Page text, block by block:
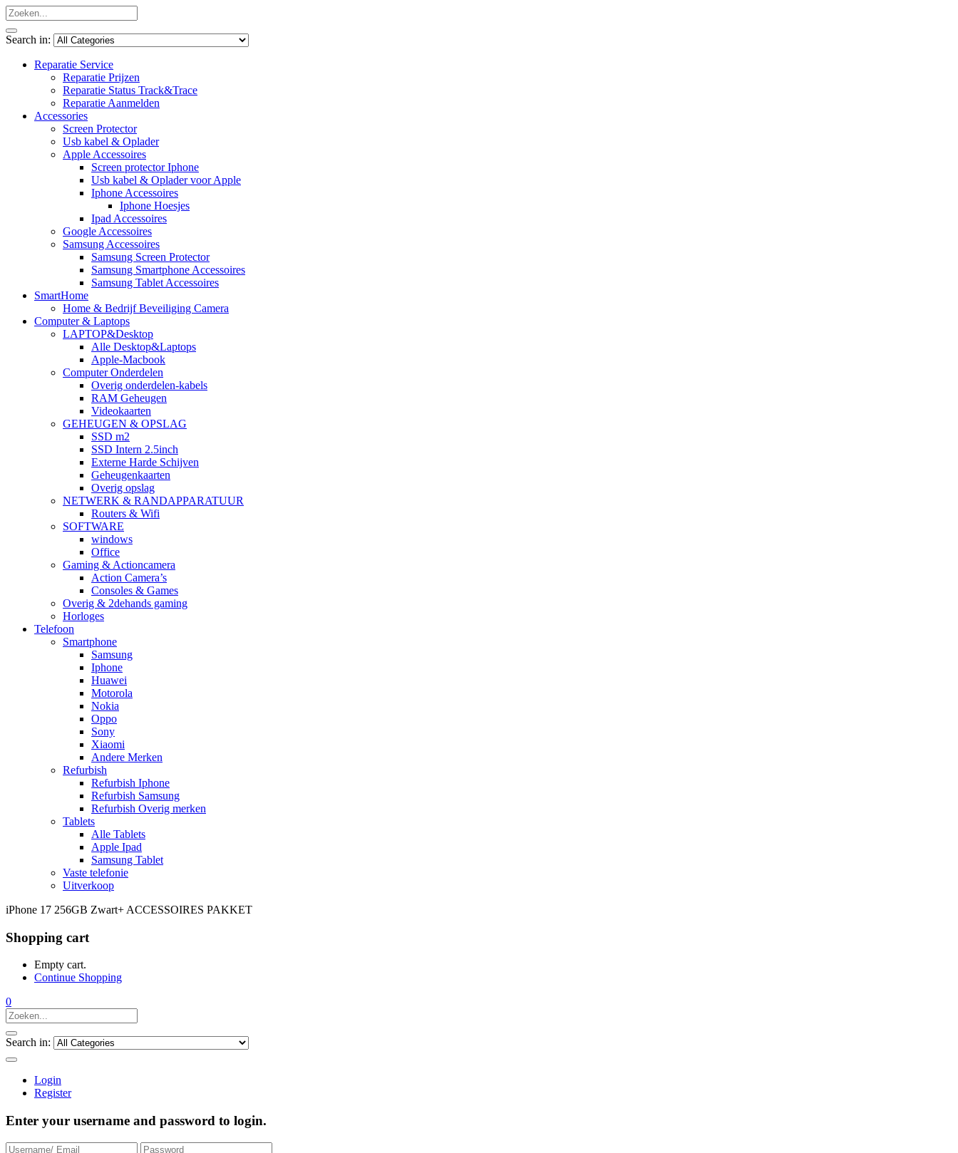
Search in:
Reparatie Service
Reparatie Prijzen
Reparatie Status Track&Trace
Reparatie Aanmelden
Accessories
Screen Protector
Usb kabel & Oplader
Apple Accessoires
Screen protector Iphone
Usb kabel & Oplader voor Apple
Iphone Accessoires
Iphone Hoesjes
Ipad Accessoires
Google Accessoires
Samsung Accessoires
Samsung Screen Protector
Samsung Smartphone Accessoires
Samsung Tablet Accessoires
SmartHome
Home & Bedrijf Beveiliging Camera
Computer & Laptops
LAPTOP&Desktop
Alle Desktop&Laptops
Apple-Macbook
Computer Onderdelen
Overig onderdelen-kabels
RAM Geheugen
Videokaarten
GEHEUGEN & OPSLAG
SSD m2
SSD Intern 2.5inch
Externe Harde Schijven
Geheugenkaarten
Overig opslag
NETWERK & RANDAPPARATUUR
Routers & Wifi
SOFTWARE
windows
Office
Gaming & Actioncamera
Action Camera’s
Consoles & Games
Overig & 2dehands gaming
Horloges
Telefoon
Smartphone
Samsung
Iphone
Huawei
Motorola
Nokia
Oppo
Sony
Xiaomi
Andere Merken
Refurbish
Refurbish Iphone
Refurbish Samsung
Refurbish Overig merken
Tablets
Alle Tablets
Apple Ipad
Samsung Tablet
Vaste telefonie
Uitverkoop
iPhone 17 256GB Zwart+ ACCESSOIRES PAKKET
Shopping cart
Empty cart.
Continue Shopping
0
Search in:
Login
Register
Enter your username and password to login.